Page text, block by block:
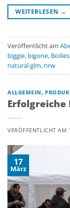
WEITERLESEN →
Veröffentlicht am
biggie, bigone, Boilies
natural glm, nrw
ALLGEMEIN,
Erfolgreiche
VERÖFFENTLICHT AM
17
März